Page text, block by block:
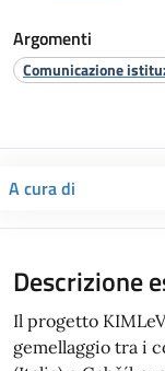
Argomenti
Comunicazione
A cura di
Descrizione
Il progetto
gemellaggio tra i